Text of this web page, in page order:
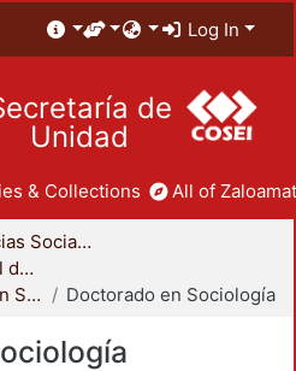
Log In
de
Unidad
& Collections All of
División de Ciencias Sociales y Humanidades
Coordinación Divisional de Posgrado
Maestría y Doctorado en Sociología
Doctorado en Sociología